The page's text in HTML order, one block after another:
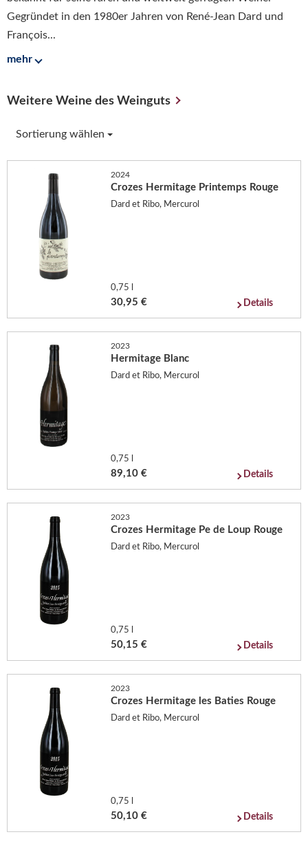
Gegründet in den 1980er Jahren von René-Jean Dard und
François...
mehr
Weitere Weine des Weinguts
Sortierung wählen
2024
Crozes Hermitage Printemps Rouge
Dard et Ribo, Mercurol
0,75 l
30,95 € Details
2023
Hermitage Blanc
Dard et Ribo, Mercurol
0,75 l
89,10 € Details
2023
Crozes Hermitage Pe de Loup Rouge
Dard et Ribo, Mercurol
0,75 l
50,15 € Details
2023
Crozes Hermitage les Baties Rouge
Dard et Ribo, Mercurol
0,75 l
50,10 € Details